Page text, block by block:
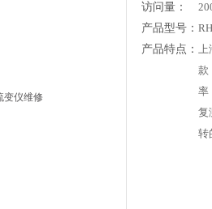
访问量：
产品型号：
产品特点： 上
款
率
复
转